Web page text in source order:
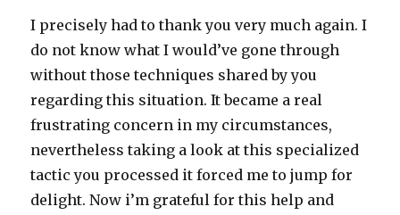
I precisely had to thank you very much again. I
do not know what I would’ve gone through
without those techniques shared by you
regarding this situation. It became a real
frustrating concern in my circumstances,
nevertheless taking a look at this specialized
tactic you processed it forced me to jump for
delight. Now i’m grateful for this help and